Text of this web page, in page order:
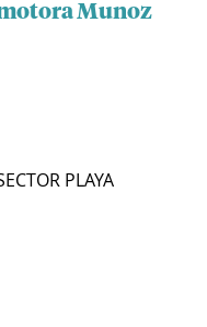
Munoz
PLAYA